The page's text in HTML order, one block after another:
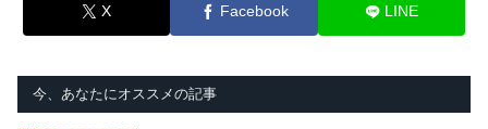
X Facebook LINE
今、あなたにオススメの記事